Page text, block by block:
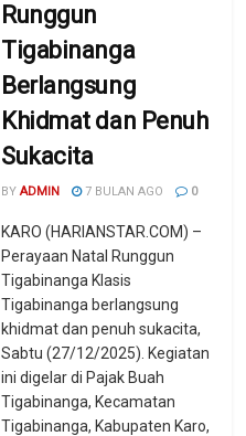
Runggun
Tigabinanga
Berlangsung
Khidmat dan Penuh
Sukacita
BY ADMIN 7 BULAN AGO 0
KARO (HARIANSTAR.COM) –
Perayaan Natal Runggun
Tigabinanga Klasis
Tigabinanga berlangsung
khidmat dan penuh sukacita,
Sabtu (27/12/2025). Kegiatan
ini digelar di Pajak Buah
Tigabinanga, Kecamatan
Tigabinanga, Kabupaten Karo,